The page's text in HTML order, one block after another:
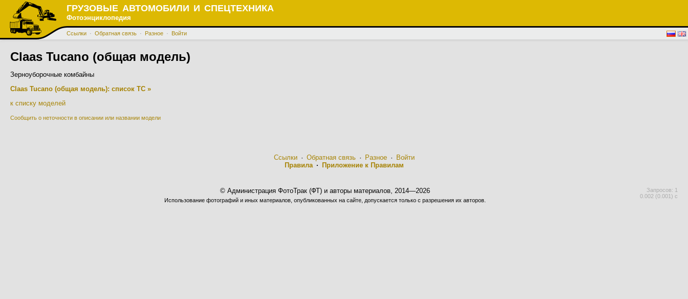
ГРУЗОВЫЕ АВТОМОБИЛИ И СПЕЦТЕХНИКА
Фотоэнциклопедия
Ссылки · Обратная связь · Разное · Войти
Claas Tucano (общая модель)
Зерноуборочные комбайны
Claas Tucano (общая модель): список ТС »
к списку моделей
Сообщить о неточности в описании или названии модели
Ссылки· Обратная связь· Разное·
Войти
Правила· Приложение к Правилам
Запросов: 1
0.002 (0.001) с
© Администрация ФотоТрак (ФТ) и авторы материалов, 2014—2026
Использование фотографий и иных материалов, опубликованных на сайте, допускается только с разрешения их авторов.